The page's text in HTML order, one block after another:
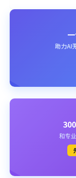
助力AI
和专